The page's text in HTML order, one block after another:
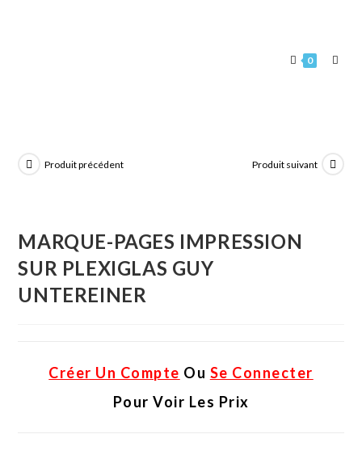
0
Produit précédent Produit suivant
MARQUE-PAGES IMPRESSION
SUR PLEXIGLAS GUY
UNTEREINER
Créer Un Compte Ou Se Connecter
Pour Voir Les Prix